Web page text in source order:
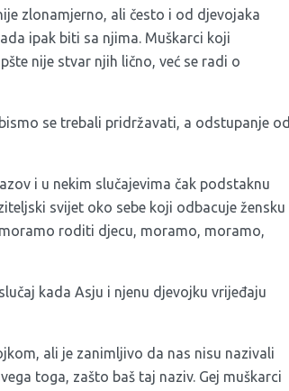
zlonamjerno, ali često i od djevojaka
ipak biti sa njima. Muškarci koji
nije stvar njih lično, već se radi o
se trebali pridržavati, a odstupanje od
i u nekim slučajevima čak podstaknu
svijet oko sebe koji odbacuje žensku
roditi djecu, moramo, moramo,
kada Asju i njenu djevojku vrijeđaju
ali je zanimljivo da nas nisu nazivali
toga, zašto baš taj naziv. Gej muškarci